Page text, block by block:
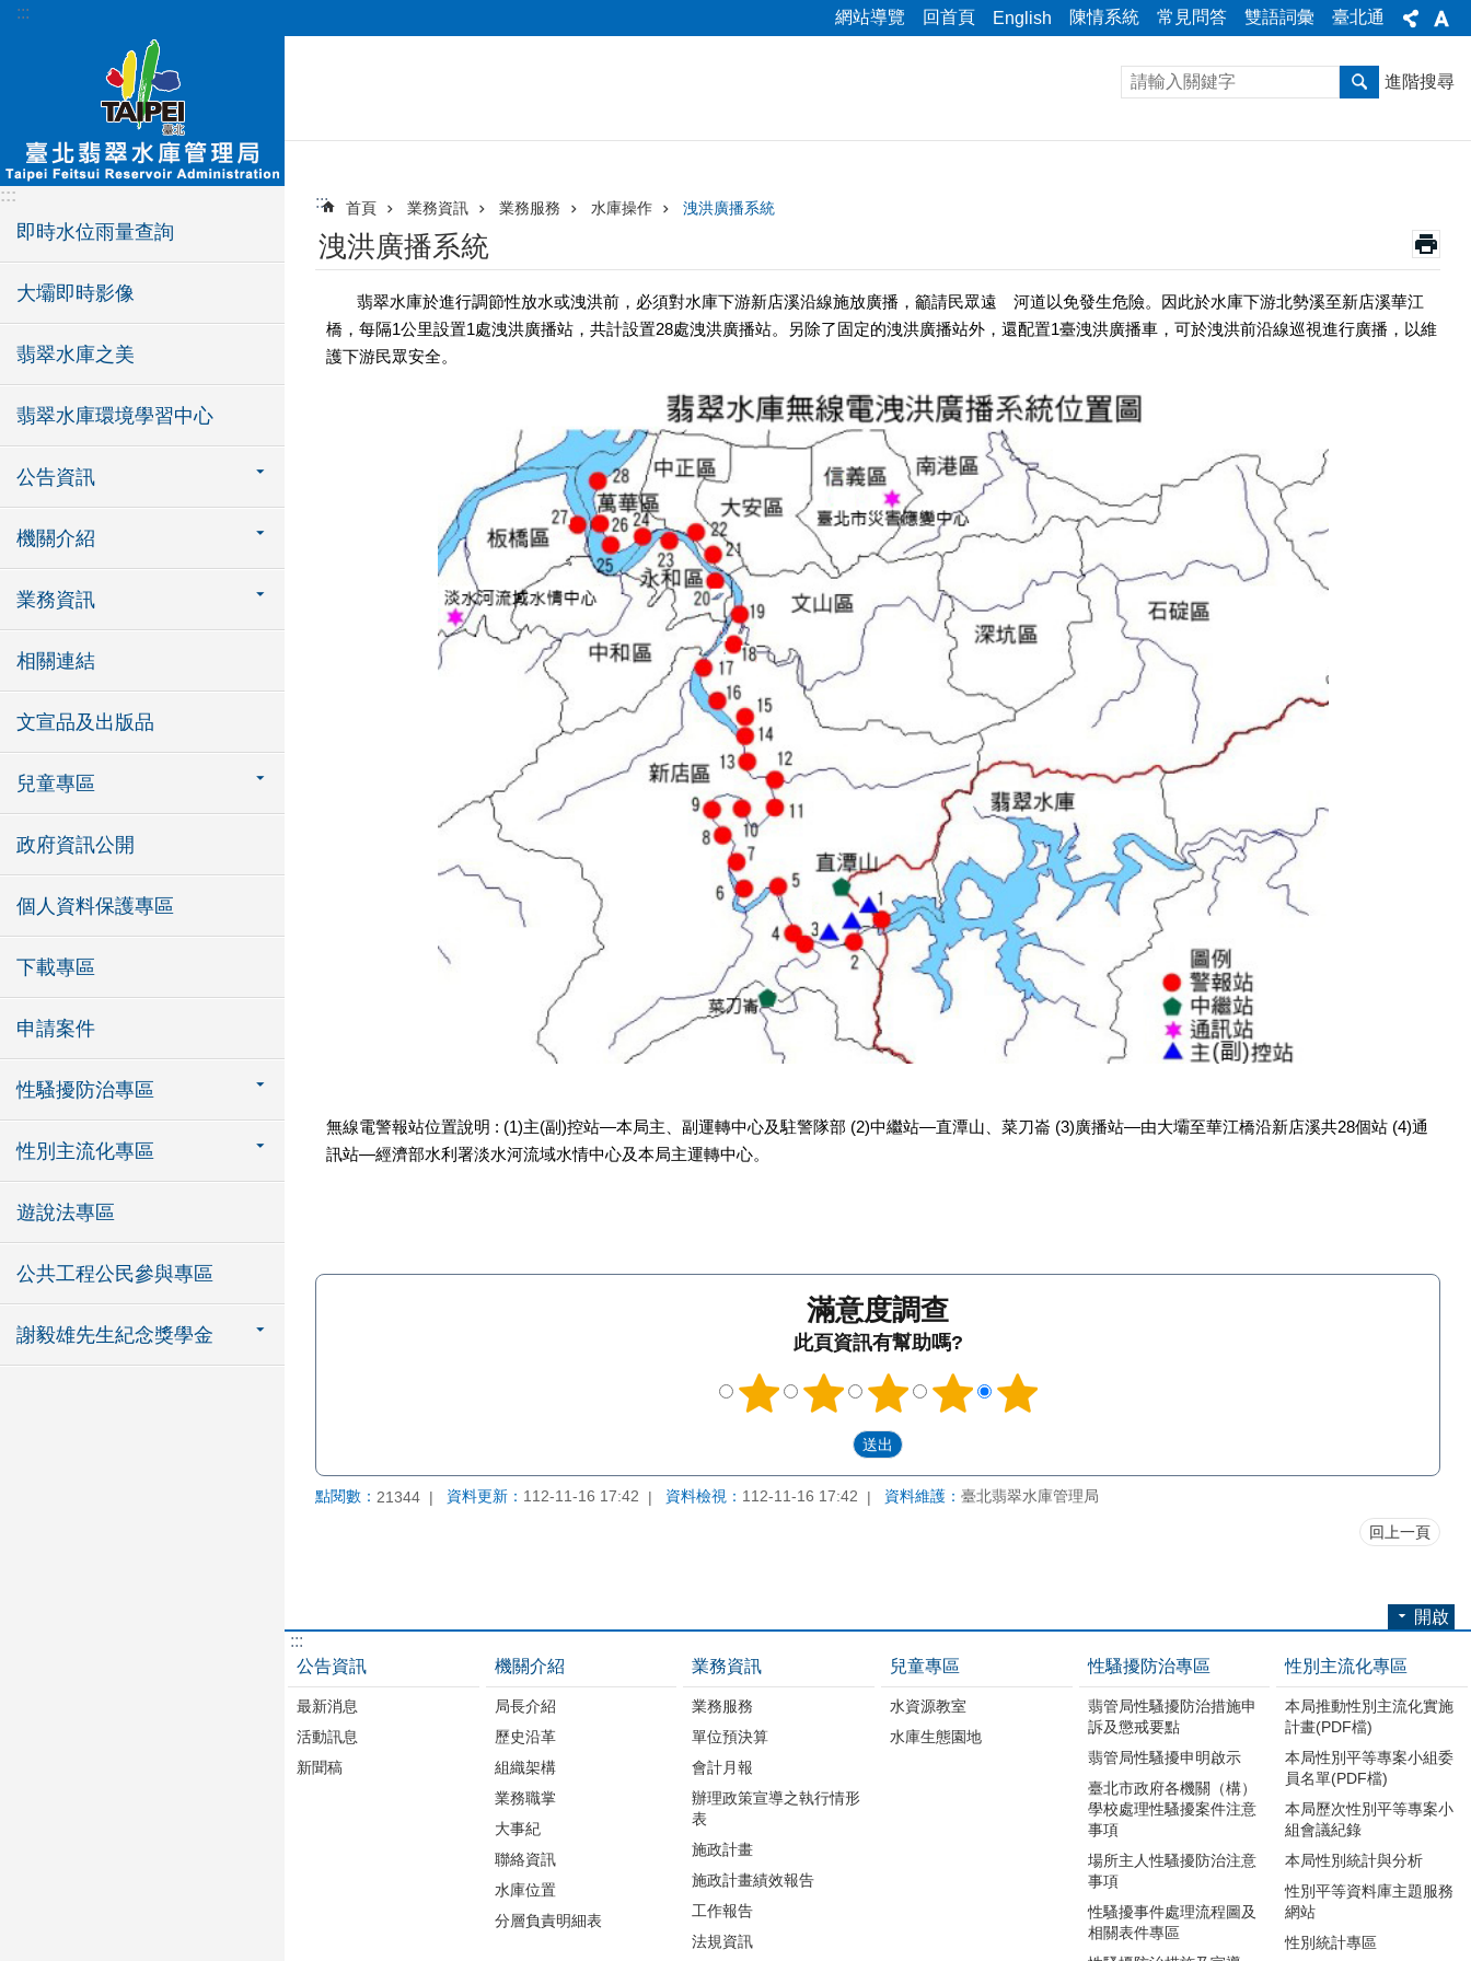
跳到主要內容區塊
::: 網站導覽 回首頁 English 陳情系統 常見問答 雙語詞彙 臺北通
:::
即時水位雨量查詢
大壩即時影像
翡翠水庫之美
翡翠水庫環境學習中心
公告資訊
機關介紹
業務資訊
相關連結
文宣品及出版品
兒童專區
政府資訊公開
個人資料保護專區
下載專區
申請案件
性騷擾防治專區
性別主流化專區
遊說法專區
公共工程公民參與專區
謝毅雄先生紀念獎學金
進階搜尋
::: 首頁 業務資訊 業務服務 水庫操作 洩洪廣播系統
洩洪廣播系統
翡翠水庫於進行調節性放水或洩洪前，必須對水庫下游新店溪沿線施放廣播，籲請民眾遠離河道以免發生危險。因此於水庫下游北勢溪至新店溪華江
橋，每隔1公里設置1處洩洪廣播站，共計設置28處洩洪廣播站。另除了固定的洩洪廣播站外，還配置1臺洩洪廣播車，可於洩洪前沿線巡視進行廣播，以維
護下游民眾安全。
無線電警報站位置說明 : (1)主(副)控站—本局主、副運轉中心及駐警隊部 (2)中繼站—直潭山、菜刀崙 (3)廣播站—由大壩至華江橋沿新店溪共28個站 (4)通
訊站—經濟部水利署淡水河流域水情中心及本局主運轉中心。
滿意度調查
此頁資訊有幫助嗎?
點閱數： 21344 資料更新： 112-11-16 17:42 資料檢視： 112-11-16 17:42 資料維護： 臺北翡翠水庫管理局
回上一頁
開啟
:::
公告資訊
最新消息
活動訊息
新聞稿
機關介紹
局長介紹
歷史沿革
組織架構
業務職掌
大事紀
聯絡資訊
水庫位置
分層負責明細表
業務資訊
業務服務
單位預決算
會計月報
辦理政策宣導之執行情形
表
施政計畫
施政計畫績效報告
工作報告
法規資訊
兒童專區
水資源教室
水庫生態園地
性騷擾防治專區
翡管局性騷擾防治措施申
訴及懲戒要點
翡管局性騷擾申明啟示
臺北市政府各機關（構）
學校處理性騷擾案件注意
事項
場所主人性騷擾防治注意
事項
性騷擾事件處理流程圖及
相關表件專區
性別主流化專區
本局推動性別主流化實施
計畫(PDF檔)
本局性別平等專案小組委
員名單(PDF檔)
本局歷次性別平等專案小
組會議紀錄
本局性別統計與分析
性別平等資料庫主題服務
網站
性別統計專區